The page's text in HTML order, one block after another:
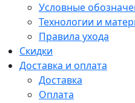
Условные
Технологии и
Правила ухода
Скидки
Доставка и оплата
Доставка
Оплата